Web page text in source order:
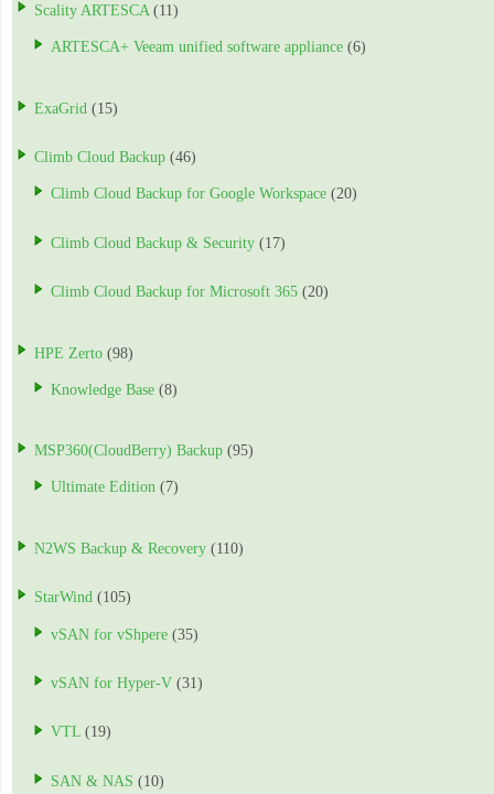
Scality ARTESCA (11)
ARTESCA+ Veeam unified software appliance (6)
ExaGrid (15)
Climb Cloud Backup (46)
Climb Cloud Backup for Google Workspace (20)
Climb Cloud Backup & Security (17)
Climb Cloud Backup for Microsoft 365 (20)
HPE Zerto (98)
Knowledge Base (8)
MSP360(CloudBerry) Backup (95)
Ultimate Edition (7)
N2WS Backup & Recovery (110)
StarWind (105)
vSAN for vShpere (35)
vSAN for Hyper-V (31)
VTL (19)
SAN & NAS (10)